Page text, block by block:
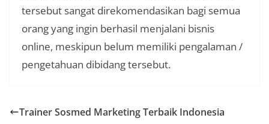
tersebut sangat direkomendasikan bagi semua
orang yang ingin berhasil menjalani bisnis
online, meskipun belum memiliki pengalaman /
pengetahuan dibidang tersebut.
Trainer Sosmed Marketing Terbaik Indonesia